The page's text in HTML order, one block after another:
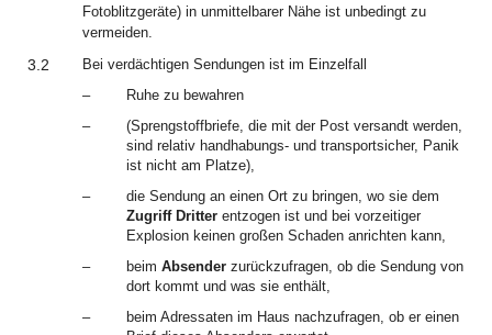
Fotoblitzgeräte) in unmittelbarer Nähe ist unbedingt zu
vermeiden.
3.2
Bei verdächtigen Sendungen ist im Einzelfall
–
Ruhe zu bewahren
–
(Sprengstoffbriefe, die mit der Post versandt werden,
sind relativ handhabungs- und transportsicher, Panik
ist nicht am Platze),
–
die Sendung an einen Ort zu bringen, wo sie dem
Zugriff Dritter entzogen ist und bei vorzeitiger
Explosion keinen großen Schaden anrichten kann,
–
beim Absender zurückzufragen, ob die Sendung von
dort kommt und was sie enthält,
–
beim Adressaten im Haus nachzufragen, ob er einen